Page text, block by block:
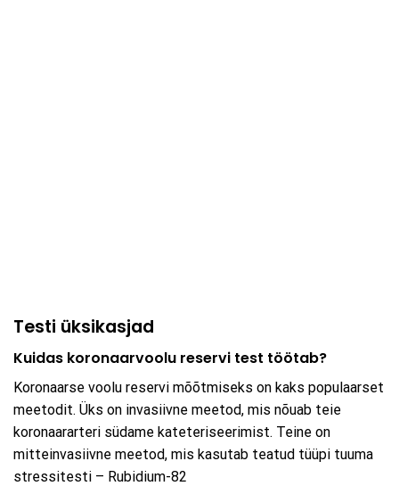
Testi üksikasjad
Kuidas koronaarvoolu reservi test töötab?
Koronaarse voolu reservi mõõtmiseks on kaks populaarset
meetodit. Üks on invasiivne meetod, mis nõuab teie
koronaararteri südame kateteriseerimist. Teine on
mitteinvasiivne meetod, mis kasutab teatud tüüpi tuuma
stressitesti – Rubidium-82